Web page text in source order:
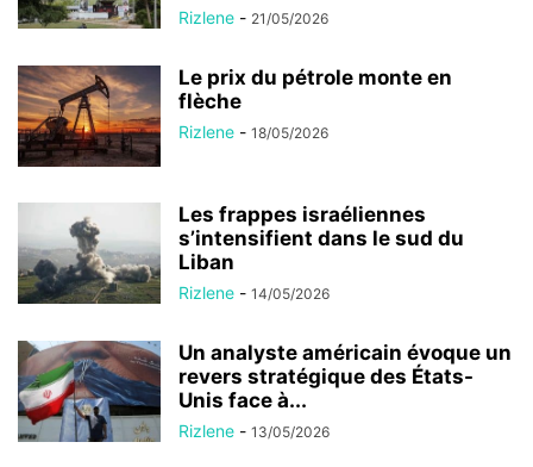
Rizlene - 21/05/2026
Le prix du pétrole monte en
flèche
Rizlene - 18/05/2026
Les frappes israéliennes
s’intensifient dans le sud du
Liban
Rizlene - 14/05/2026
Un analyste américain évoque un
revers stratégique des États-
Unis face à...
Rizlene - 13/05/2026